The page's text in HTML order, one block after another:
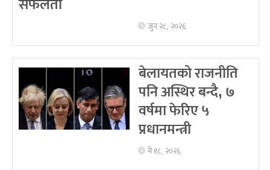
जुन २८, २०२६
बेलायतको राजनीति
पनि अस्थिर बन्दै, ७
वर्षमा फेरिए ५
प्रधानमन्त्री
मे १८, २०२६